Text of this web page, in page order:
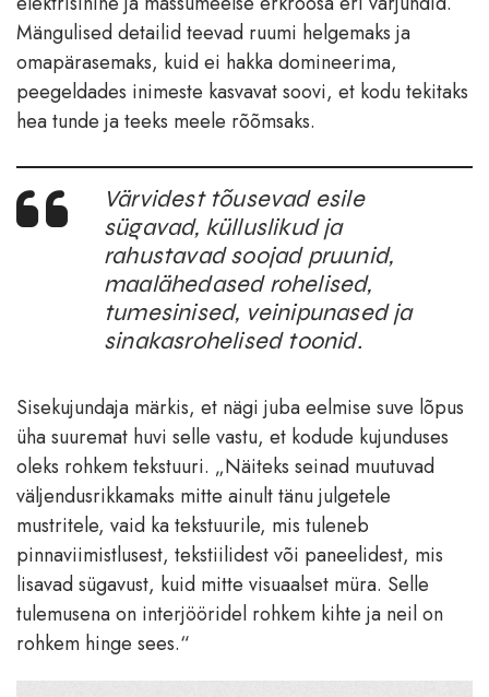
Mängulised detailid teevad ruumi helgemaks ja
omapärasemaks, kuid ei hakka domineerima,
peegeldades inimeste kasvavat soovi, et kodu tekitaks
hea tunde ja teeks meele rõõmsaks.
Värvidest tõusevad esile
sügavad, külluslikud ja
rahustavad soojad pruunid,
maalähedased rohelised,
tumesinised, veinipunased ja
sinakasrohelised toonid.
Sisekujundaja märkis, et nägi juba eelmise suve lõpus
üha suuremat huvi selle vastu, et kodude kujunduses
oleks rohkem tekstuuri. „Näiteks seinad muutuvad
väljendusrikkamaks mitte ainult tänu julgetele
mustritele, vaid ka tekstuurile, mis tuleneb
pinnaviimistlusest, tekstiilidest või paneelidest, mis
lisavad sügavust, kuid mitte visuaalset müra. Selle
tulemusena on interjööridel rohkem kihte ja neil on
rohkem hinge sees.“